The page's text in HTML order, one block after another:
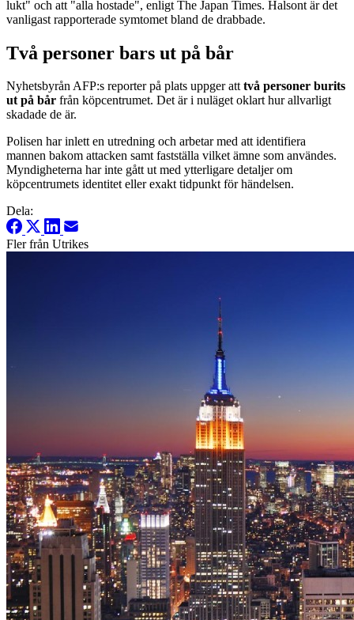
lukt" och att "alla hostade", enligt The Japan Times. Halsont är det
vanligast rapporterade symtomet bland de drabbade.
Två personer bars ut på bår
Nyhetsbyrån AFP:s reporter på plats uppger atttvå personer burits
ut på bår från köpcentrumet. Det är i nuläget oklart hur allvarligt
skadade de är.
Polisen har inlett en utredning och arbetar med att identifiera
mannen bakom attacken samt fastställa vilket ämne som användes.
Myndigheterna har inte gått ut med ytterligare detaljer om
köpcentrumets identitet eller exakt tidpunkt för händelsen.
Dela:
Fler från Utrikes